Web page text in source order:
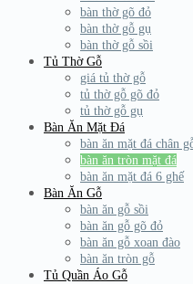
bàn thờ gõ đỏ
bàn thờ gỗ gụ
bàn thờ gỗ sồi
Tủ Thờ Gỗ
giá tủ thờ gỗ
tủ thờ gỗ gõ đỏ
tủ thờ gỗ gụ
Bàn Ăn Mặt Đá
bàn ăn mặt đá chân
bàn ăn tròn mặt đá
bàn ăn mặt đá 6 ghế
Bàn Ăn Gỗ
bàn ăn gỗ sồi
bàn ăn gỗ gõ đỏ
bàn ăn gỗ xoan đào
bàn ăn tròn gỗ
Tủ Quần Áo Gỗ